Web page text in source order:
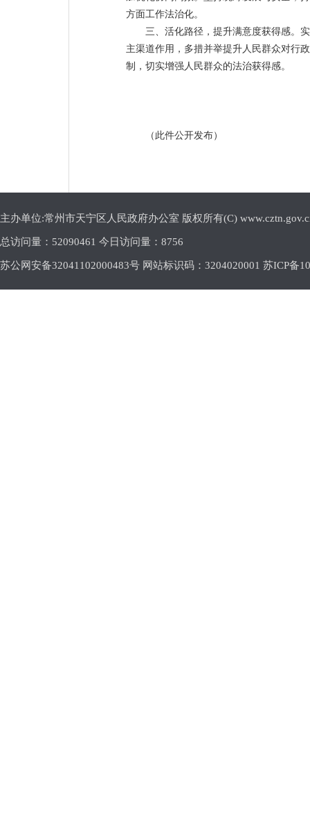
方面工作法治化。
三、活化路径，提升满意度获得感。
主渠道作用，多措并举提升人民群众对行
制，切实增强人民群众的法治获得感。
（此件公开发布）
主办单位:常州市天宁区人民政府办公室 版权所有(C)
总访问量： 52090461 今日访问量： 8756
苏公网安备32041102000483号 网站标识码：3204020001 苏ICP备